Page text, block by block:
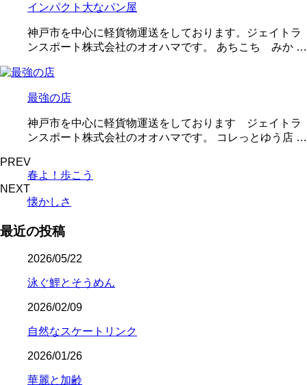
インパクト大なパン屋
神戸市を中心に軽貨物運送をしております。ジェイトラ
ンスポート株式会社のオオハマです。 あちこち みか …
最強の店
神戸市を中心に軽貨物運送をしております ジェイトラ
ンスポート株式会社のオオハマです。 コレっとゆう店 …
PREV
春よ！歩こう
NEXT
懐かしさ
最近の投稿
2026/05/22
泳ぐ鯉とそうめん
2026/02/09
自然なスケートリンク
2026/01/26
華麗と加齢